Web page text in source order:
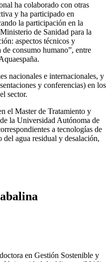
ha colaborado con otras
y ha participado en
la participación en la
de Sanidad para la
aspectos técnicos y
consumo humano”, entre
nacionales e internacionales, y
y conferencias) en los
sector.
el Master de Tratamiento y
la Universidad Autónoma de
a tecnologías de
del agua residual y desalación,
en Gestión Sostenible y